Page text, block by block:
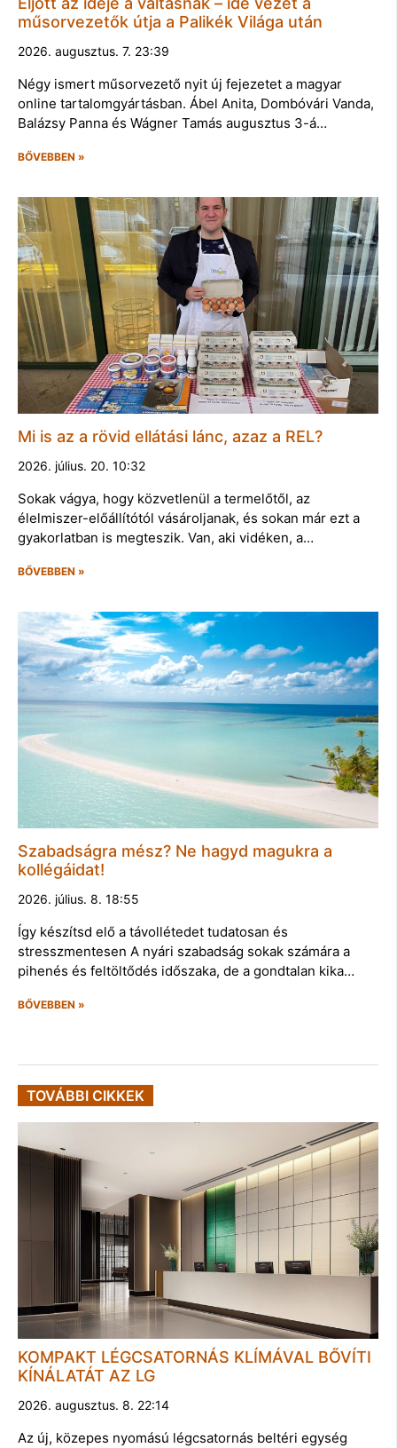
műsorvezetők útja a Palikék Világa után
2026. augusztus. 7. 23:39
Négy ismert műsorvezető nyit új fejezetet a magyar
online tartalomgyártásban. Ábel Anita, Dombóvári Vanda,
Balázsy Panna és Wágner Tamás augusztus 3-á…
BŐVEBBEN »
Mi is az a rövid ellátási lánc, azaz a REL?
2026. július. 20. 10:32
Sokak vágya, hogy közvetlenül a termelőtől, az
élelmiszer-előállítótól vásároljanak, és sokan már ezt a
gyakorlatban is megteszik. Van, aki vidéken, a…
BŐVEBBEN »
Szabadságra mész? Ne hagyd magukra a
kollégáidat!
2026. július. 8. 18:55
Így készítsd elő a távollétedet tudatosan és
stresszmentesen A nyári szabadság sokak számára a
pihenés és feltöltődés időszaka, de a gondtalan kika…
BŐVEBBEN »
TOVÁBBI CIKKEK
KOMPAKT LÉGCSATORNÁS KLÍMÁVAL BŐVÍTI
KÍNÁLATÁT AZ LG
2026. augusztus. 8. 22:14
Az új, közepes nyomású légcsatornás beltéri egység